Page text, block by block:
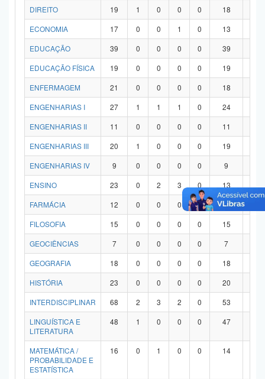
DIREITO 19 1 0 0 0 18
ECONOMIA
17 0 0 1 0 13
EDUCAÇÃO
39 0 0 0 0 39
EDUCAÇÃO FÍSICA
19 0 0 0 0 19
ENFERMAGEM
21 0 0 0 0 18
ENGENHARIAS I
27 1 1 1 0 24
ENGENHARIAS II
11 0 0 0 0 11
ENGENHARIAS III
20 1 0 0 0 19
ENGENHARIAS IV
9 0 0 0 0 9
ENSINO
23 0 2 3 0 13
FARMÁCIA
12 0 0 0 0 12
FILOSOFIA
15 0 0 0 0 15
GEOCIÊNCIAS
7 0 0 0 0 7
GEOGRAFIA
18 0 0 0 0 18
HISTÓRIA
23 0 0 0 0 20
INTERDISCIPLINAR
68 2 3 2 0 53
LINGUÍSTICA E
LITERATURA
48 1 0 0 0 47
MATEMÁTICA /
PROBABILIDADE E
ESTATÍSTICA
16 0 1 0 0 14